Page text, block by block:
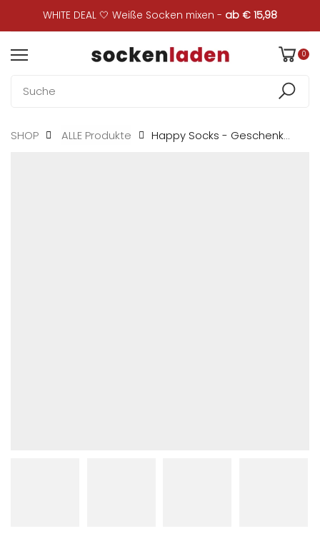
WHITE DEAL 🤍 Weiße Socken mixen - ab € 15,98
0
SHOP ALLE Produkte Happy Socks - Geschenkbox...